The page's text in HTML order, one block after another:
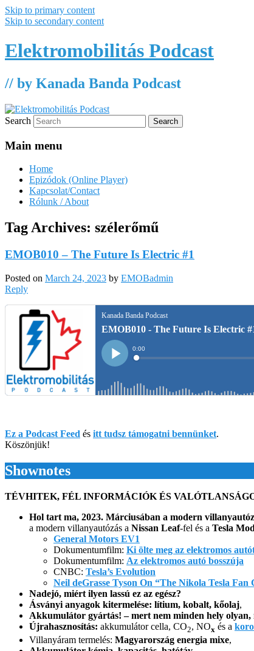
Skip to primary content
Skip to secondary content
Elektromobilitás Podcast
// by Kanada Banda Podcast
Search
Main menu
Home
Epizódok (Online Player)
Kapcsolat/Contact
Rólunk / About
Tag Archives: szélerőmű
EMOB010 – The Future Is Electric #1
Posted on March 24, 2023 by EMOBadmin
Reply
Ez a Podcast Feed és itt tudsz támogatni bennünket.
Köszönjük!
Shownotes
TÉVHITEK, FÉL INFORMÁCIÓK ÉS
Hol tart ma, 2023. Márciusában a modern
a modern villanyautózás a Nissan Leaf-fel és a Tesla
General Motors EV1
Dokumentumfilm: Ki ölte meg az elektromos
Dokumentumfilm: Az elektromos autó bosszúja
CNBC: Tesla’s Evolution
Neil deGrasse Tyson On “The Nikola Tesla Fan
Nadejó, miért ilyen lassú ez az egész?
Ásványi anyagok kitermelése: lítium, kobalt, kőolaj,
Akkumulátor gyártás! – mert nem minden hely
Újrahasznosítás: akkumulátor cella, CO2, NOx és a
Villanyáram termelés: Magyarország energia mixe,